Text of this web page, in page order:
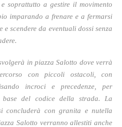
soprattutto a gestire il movimento
imparando a frenare e a fermarsi
e scendere da eventuali dossi senza
in piazza Salotto dove verrà
con piccoli ostacoli, con
incroci e precedenze, per
base del codice della strada. La
concluderà con granita e nutella
Salotto verranno allestiti anche